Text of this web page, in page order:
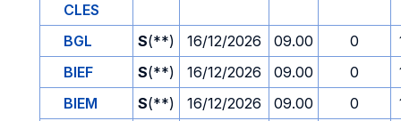
CLES
BGL S(**) 16/12/2026 09.00 0
BIEF
S(**) 16/12/2026 09.00 0
BIEM
S(**) 16/12/2026 09.00 0